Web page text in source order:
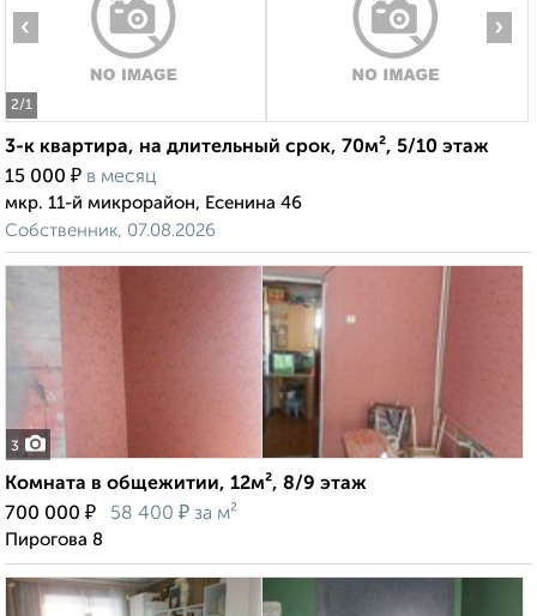
2/1
‹ ›
3-к квартира, на длительный срок, 70м², 5/10 этаж
15 000 ₽ в месяц
мкр. 11-й микрорайон, Есенина 46
Собственник, 07.08.2026
3
Комната в общежитии, 12м², 8/9 этаж
700 000 ₽ 58 400 ₽ за м²
Пирогова 8